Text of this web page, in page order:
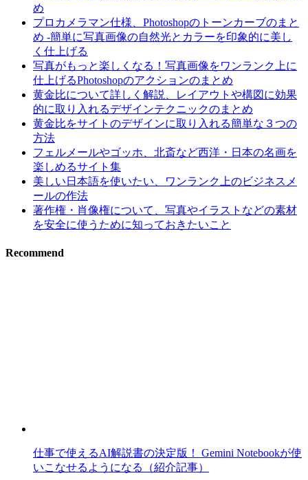
め
プロカメラマン仕様、Photoshopのトーンカーブのまと
め -簡単に写真画像の自然光とカラーを印象的に美し
く仕上げる
写真がもっと楽しくなる！写真画像をワンランク上に
仕上げるPhotoshopのアクションのまとめ
黄金比について詳しく解説、レイアウトや構図に効果
的に取り入れるデザインテクニックのまとめ
黄金比をサイトのデザインに取り入れる簡単な３つの
方法
フェルメールやゴッホ、北斎など西洋・日本の名画を
楽しめるサイト集
美しい日本語を使いたい、ワンランク上のビジネスメ
ールの作法
著作権・肖像権について、写真やイラストなどの素材
を安全に使うために知っておきたいこと
Recommend
仕事で使えるAI解説書の決定版！ Gemini Notebookが使
いこなせるようになる（紹介記事）